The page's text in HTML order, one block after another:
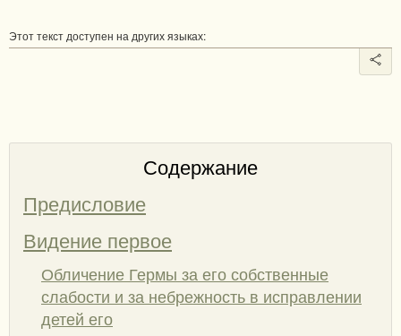
Этот текст доступен на других языках:
Содержание
Предисловие
Видение первое
Обличение Гермы за его собственные
слабости и за небрежность в исправлении
детей его